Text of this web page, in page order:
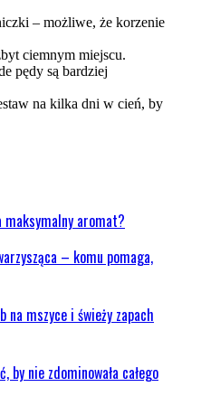
– możliwe, że korzenie
ciemnym miejscu.
pędy są bardziej
na kilka dni w cień, by
maksymalny aromat?
– komu pomaga,
mszyce i świeży zapach
nie zdominowała całego